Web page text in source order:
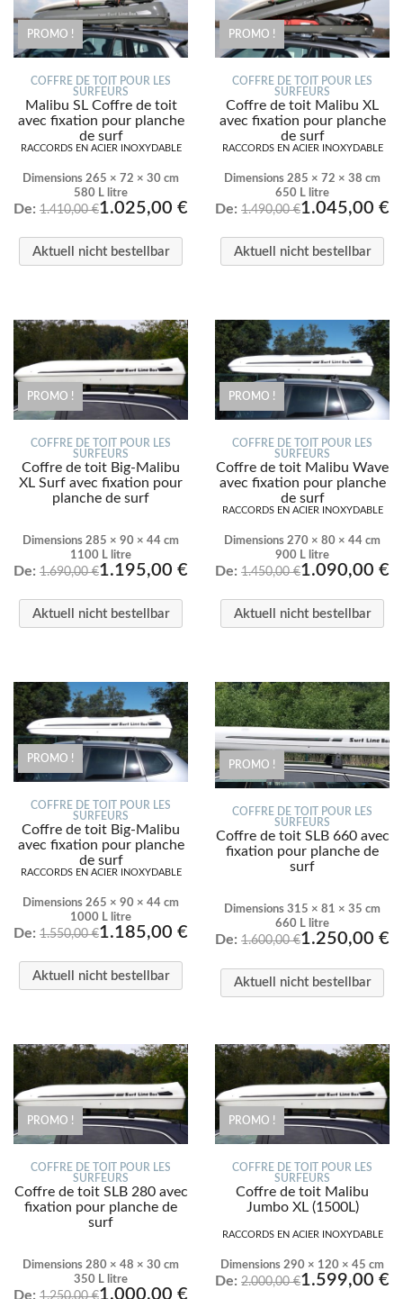
PROMO !
COFFRE DE TOIT POUR LES
SURFEURS
Malibu SL Coffre de toit
avec fixation pour planche
de surf
RACCORDS EN ACIER INOXYDABLE
Dimensions 265 × 72 × 30 cm
580 L litre
De: 1.410,00€1.025,00 €
Aktuell nicht bestellbar
PROMO !
COFFRE DE TOIT POUR LES
SURFEURS
Coffre de toit Malibu XL
avec fixation pour planche
de surf
RACCORDS EN ACIER INOXYDABLE
Dimensions 285 × 72 × 38 cm
650 L litre
De: 1.490,00€1.045,00 €
Aktuell nicht bestellbar
PROMO !
COFFRE DE TOIT POUR LES
SURFEURS
Coffre de toit Big-Malibu
XL Surf avec fixation pour
planche de surf
Dimensions 285 × 90 × 44 cm
1100 L litre
De: 1.690,00€1.195,00 €
Aktuell nicht bestellbar
PROMO !
COFFRE DE TOIT POUR LES
SURFEURS
Coffre de toit Malibu Wave
avec fixation pour planche
de surf
RACCORDS EN ACIER INOXYDABLE
Dimensions 270 × 80 × 44 cm
900 L litre
De: 1.450,00€1.090,00 €
Aktuell nicht bestellbar
PROMO !
COFFRE DE TOIT POUR LES
SURFEURS
Coffre de toit Big-Malibu
avec fixation pour planche
de surf
RACCORDS EN ACIER INOXYDABLE
Dimensions 265 × 90 × 44 cm
1000 L litre
De: 1.550,00€1.185,00 €
Aktuell nicht bestellbar
PROMO !
COFFRE DE TOIT POUR LES
SURFEURS
Coffre de toit SLB 660 avec
fixation pour planche de
surf
Dimensions 315 × 81 × 35 cm
660 L litre
De: 1.600,00€1.250,00 €
Aktuell nicht bestellbar
PROMO !
COFFRE DE TOIT POUR LES
SURFEURS
Coffre de toit SLB 280 avec
fixation pour planche de
surf
Dimensions 280 × 48 × 30 cm
350 L litre
De: 1.250,00€1.000,00 €
PROMO !
COFFRE DE TOIT POUR LES
SURFEURS
Coffre de toit Malibu
Jumbo XL (1500L)
RACCORDS EN ACIER INOXYDABLE
Dimensions 290 × 120 × 45 cm
De: 2.000,00€1.599,00 €